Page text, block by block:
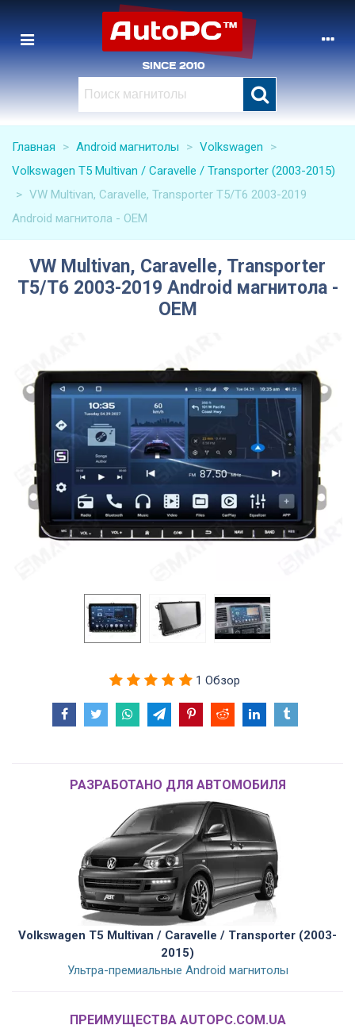
Главная > Android магнитолы > Volkswagen
>
Volkswagen T5 Multivan / Caravelle / Transporter (2003-2015)
> VW Multivan, Caravelle, Transporter T5/T6 2003-2019
Android магнитола - OEM
VW Multivan, Caravelle, Transporter
T5/T6 2003-2019 Android магнитола -
OEM
1 Обзор
РАЗРАБОТАНО ДЛЯ АВТОМОБИЛЯ
Volkswagen T5 Multivan / Caravelle / Transporter (2003-
2015)
Ультра-премиальные Android магнитолы
ПРЕИМУЩЕСТВА AUTOPC.COM.UA